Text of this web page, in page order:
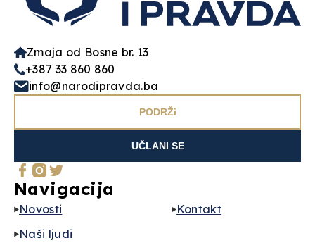
Zmaja od Bosne br. 13
+387 33 860 860
info@narodipravda.ba
PODRŽi
UČLANI SE
Navigacija
Novosti
Naši ljudi
Kontakt